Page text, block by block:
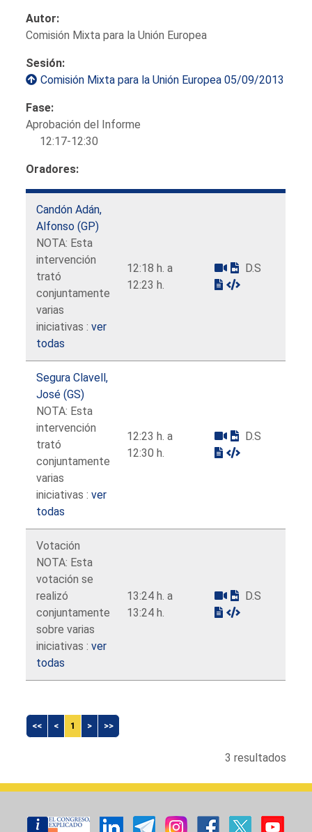
Autor:
Comisión Mixta para la Unión Europea
Sesión:
Comisión Mixta para la Unión Europea 05/09/2013
Fase:
Aprobación del Informe
12:17-12:30
Oradores:
Candón Adán,
Alfonso (GP)
NOTA: Esta
intervención
trató
conjuntamente
varias
iniciativas :ver
todas
12:18 h. a
12:23 h.
D.S
Segura Clavell,
José (GS)
NOTA: Esta
intervención
trató
conjuntamente
varias
iniciativas :ver
todas
12:23 h. a
12:30 h.
D.S
Votación
NOTA: Esta
votación se
realizó
conjuntamente
sobre varias
iniciativas :ver
todas
13:24 h. a
13:24 h.
D.S
<< < 1 > >>
3 resultados